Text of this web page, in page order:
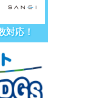
対応！